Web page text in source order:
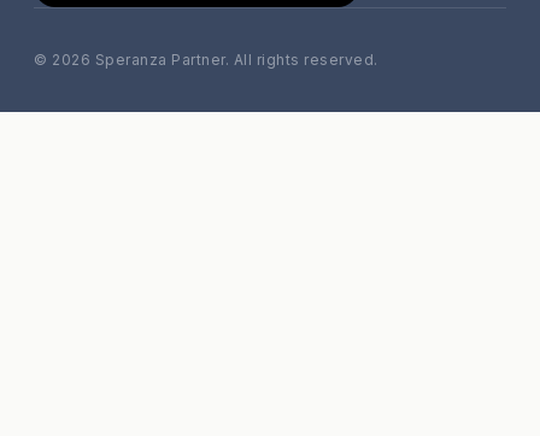
© 2026 Speranza Partner. All rights reserved.